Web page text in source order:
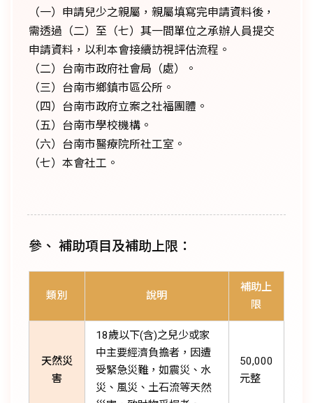
（一）申請兒少之親屬，親屬填寫完申請資料後，
需透過（二）至（七）其一間單位之承辦人員提交
申請資料，以利本會接續訪視評估流程。
（二）台南市政府社會局（處）。
（三）台南市鄉鎮市區公所。
（四）台南市政府立案之社福團體。
（五）台南市學校機構。
（六）台南市醫療院所社工室。
（七）本會社工。
參、 補助項目及補助上限：
類別 說明
補助上
限
天然災
害
18歲以下(含)之兒少或家
中主要經濟負擔者，因遭
受緊急災難，如震災、水
災、風災、土石流等天然
50,000
元整